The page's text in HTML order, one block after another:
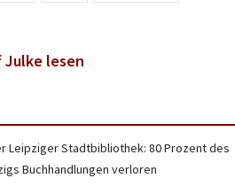
lesen
Leipziger Stadtbibliothek: 80 Prozent des
Buchhandlungen verloren